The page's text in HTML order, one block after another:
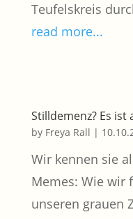
Teufelskreis
read more...
Stilldemenz? Es
by Freya Rall |
Wir kennen sie
Memes: Wie wir
unseren grauen